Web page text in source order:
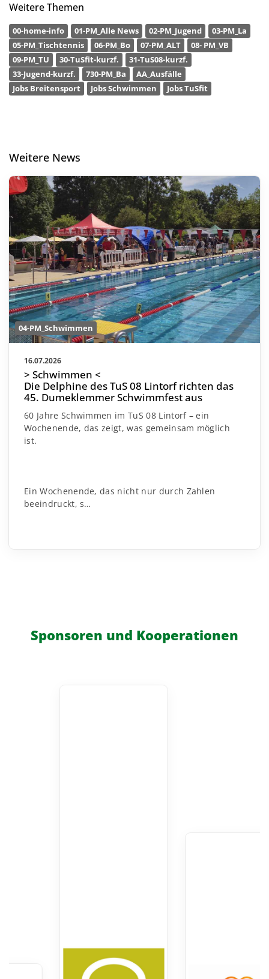
Weitere Themen
00-home-info 01-PM_Alle News 02-PM_Jugend
03-PM_La
05-PM_Tischtennis
06-PM_Bo 07-PM_ALT
08- PM_VB
09-PM_TU
30-TuSfit-kurzf.
31-TuS08-kurzf.
33-Jugend-kurzf.
730-PM_Ba
AA_Ausfälle
Jobs Breitensport
Jobs Schwimmen Jobs TuSfit
Weitere News
04-PM_Schwimmen
16.07.2026
> Schwimmen <
Die Delphine des TuS 08 Lintorf richten das
45. Dumeklemmer Schwimmfest aus
60 Jahre Schwimmen im TuS 08 Lintorf – ein
Wochenende, das zeigt, was gemeinsam möglich
ist.
Ein Wochenende, das nicht nur durch Zahlen
beeindruckt, s…
Sponsoren und Kooperationen